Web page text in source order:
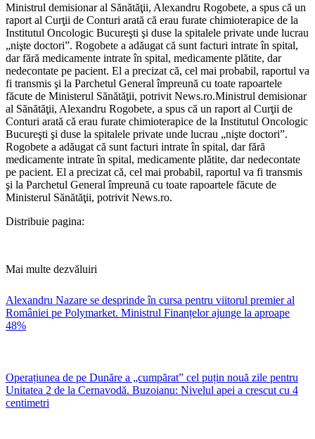
Ministrul demisionar al Sănătăţii, Alexandru Rogobete, a spus că un
raport al Curţii de Conturi arată că erau furate chimioterapice de la
Institutul Oncologic Bucureşti şi duse la spitalele private unde lucrau
„nişte doctori”. Rogobete a adăugat că sunt facturi intrate în spital,
dar fără medicamente intrate în spital, medicamente plătite, dar
nedecontate pe pacient. El a precizat că, cel mai probabil, raportul va
fi transmis şi la Parchetul General împreună cu toate rapoartele
făcute de Ministerul Sănătăţii, potrivit News.ro.​Ministrul demisionar
al Sănătăţii, Alexandru Rogobete, a spus că un raport al Curţii de
Conturi arată că erau furate chimioterapice de la Institutul Oncologic
Bucureşti şi duse la spitalele private unde lucrau „nişte doctori”.
Rogobete a adăugat că sunt facturi intrate în spital, dar fără
medicamente intrate în spital, medicamente plătite, dar nedecontate
pe pacient. El a precizat că, cel mai probabil, raportul va fi transmis
şi la Parchetul General împreună cu toate rapoartele făcute de
Ministerul Sănătăţii, potrivit News.ro.
Distribuie pagina:
Mai multe dezvăluiri
Alexandru Nazare se desprinde în cursa pentru viitorul premier al
României pe Polymarket. Ministrul Finanțelor ajunge la aproape
48%
Operațiunea de pe Dunăre a „cumpărat” cel puțin nouă zile pentru
Unitatea 2 de la Cernavodă. Buzoianu: Nivelul apei a crescut cu 4
centimetri